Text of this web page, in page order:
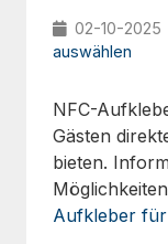
02-10-2025
auswählen
NFC-
Gästen
bieten.
Aufkleber für